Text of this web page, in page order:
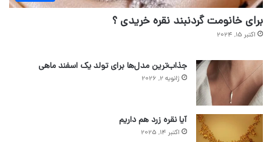
برای خانومت گردنبند نقره خریدی ؟
اکتبر 15, 2024
جذاب‌ترین مدل‌ها برای تولد یک اسفند ماهی
ژانویه 2, 2026
آیا نقره زرد هم داریم
اکتبر 14, 2025